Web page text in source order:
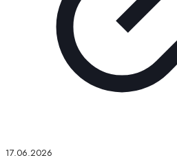
17.06.2026